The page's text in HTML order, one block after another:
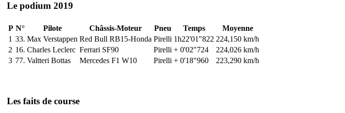
Le podium 2019
P N° Pilote Châssis-Moteur Pneu Temps
Moyenne
1 33. Max Verstappen Red Bull RB15-Honda Pirelli 1h22'01"822 224,150 km/h
2 16. Charles Leclerc Ferrari SF90 Pirelli + 0'02"724
224,026 km/h
3 77. Valtteri Bottas Mercedes F1 W10 Pirelli + 0'18"960 223,290 km/h
Les faits de course